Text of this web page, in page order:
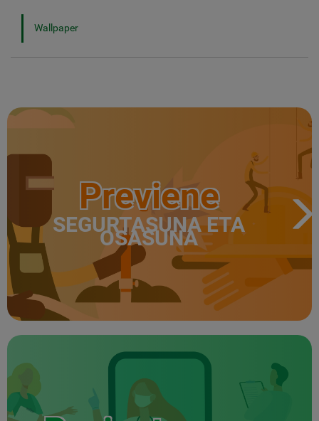
Wallpaper
Previene
SEGURTASUNA ETA
OSASUNA